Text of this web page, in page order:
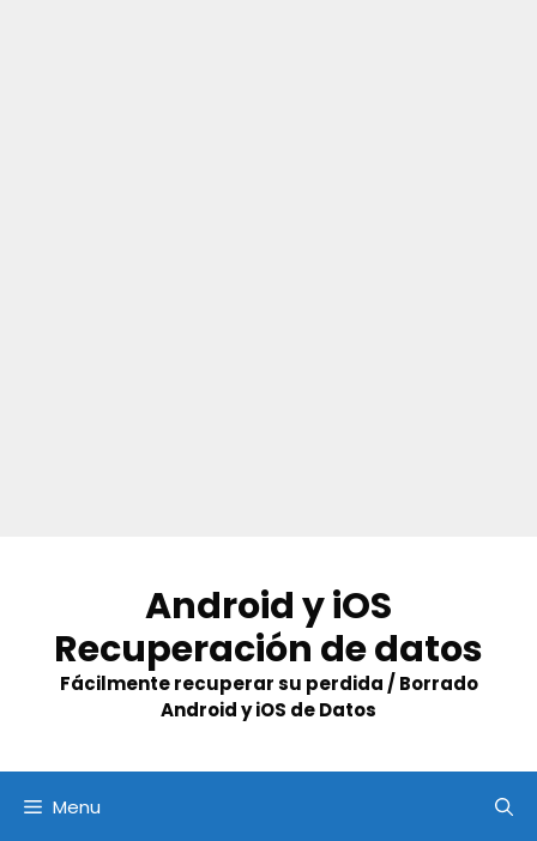
content
Android y iOS
Recuperación de datos
Fácilmente recuperar su perdida / Borrado
Android y iOS de Datos
Menu